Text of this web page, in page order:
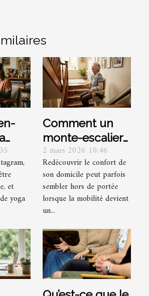
et
yoga
Comment un
monte-escalier
peut
transformer
votre quotidien
?
2 mars 2026 10:46
Redécouvrir le confort de
son domicile peut parfois
sembler hors de portée
lorsque la mobilité devient
un...